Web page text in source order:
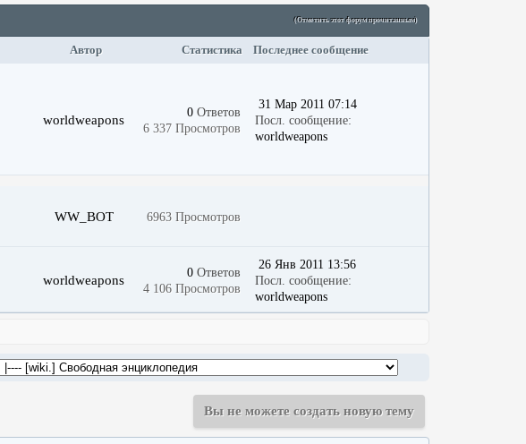
(Отметить этот форум прочитанным)
Автор Статистика Последнее сообщение
worldweapons
0Ответов
6 337 Просмотров
31 Мар 2011 07:14
Посл. сообщение:
worldweapons
WW_BOT 6963 Просмотров
worldweapons
0Ответов
4 106 Просмотров
26 Янв 2011 13:56
Посл. сообщение:
worldweapons
Вы не можете создать новую тему